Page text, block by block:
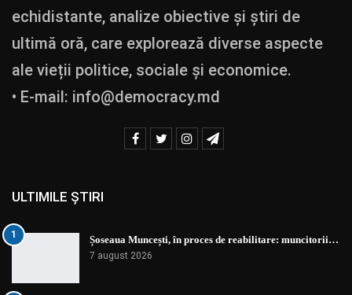
echidistante, analize obiective și știri de
ultimă oră, care explorează diverse aspecte
ale vieții politice, sociale și economice.
• E-mail: info@democracy.md
ULTIMILE ȘTIRI
1 Șoseaua Muncești, în proces de reabilitare: muncitorii…
7 august 2026